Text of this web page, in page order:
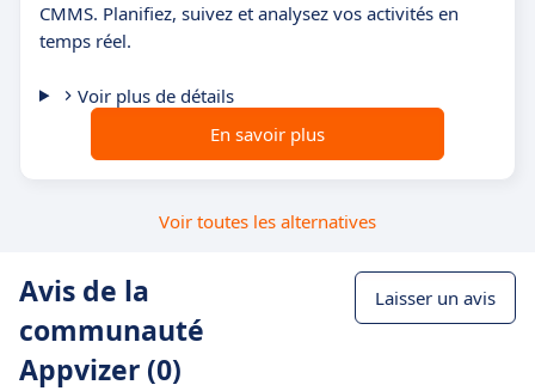
CMMS. Planifiez, suivez et analysez vos activités en
temps réel.
Voir plus de détails
En savoir plus
Voir toutes les alternatives
Avis de la
communauté
Appvizer (0)
Laisser un avis